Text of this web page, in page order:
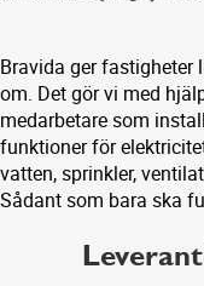
Bravida ger fastigheter
om. Det gör vi med
medarbetare som
funktioner för
vatten, sprinkler,
Sådant som bara ska